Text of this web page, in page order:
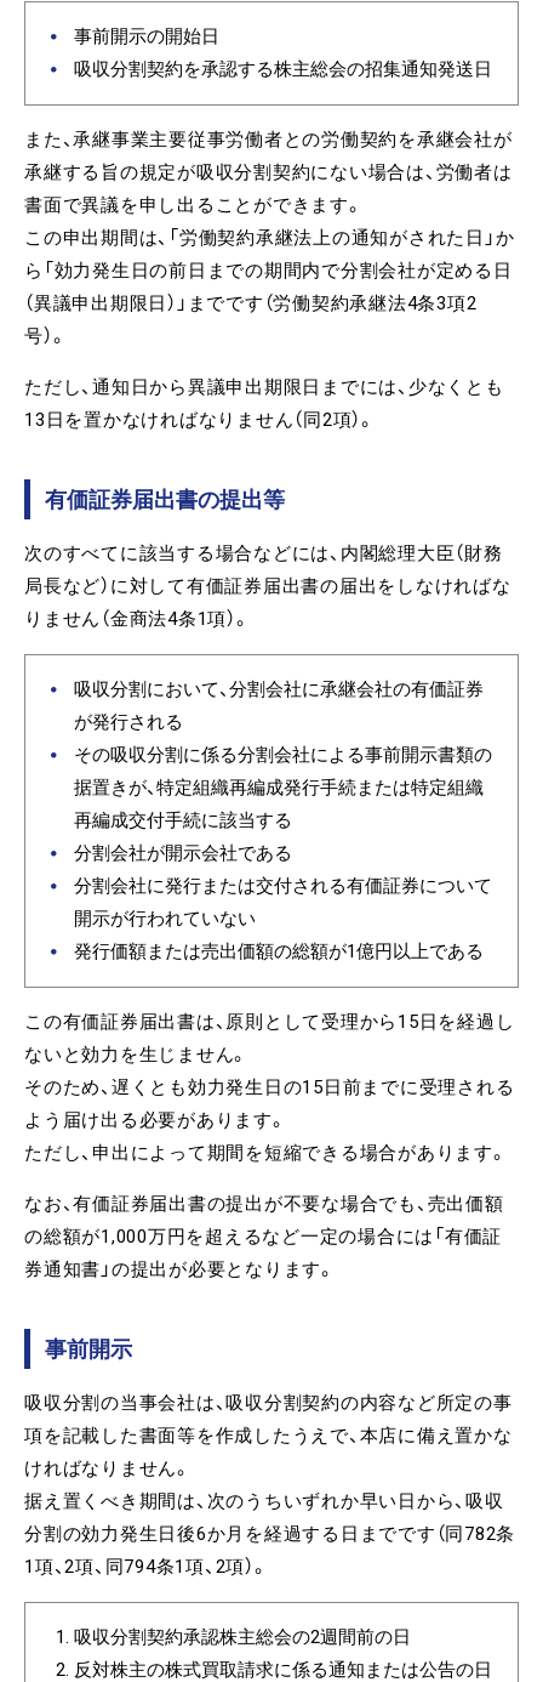
事前開示の開始日
吸収分割契約を承認する株主総会の招集通知発送日
また、承継事業主要従事労働者との労働契約を承継会社が
承継する旨の規定が吸収分割契約にない場合は、労働者は
書面で異議を申し出ることができます。
この申出期間は、「労働契約承継法上の通知がされた日」か
ら「効力発生日の前日までの期間内で分割会社が定める日
（異議申出期限日）」までです（労働契約承継法4条3項2
号）。
ただし、通知日から異議申出期限日までには、少なくとも
13日を置かなければなりません（同2項）。
有価証券届出書の提出等
次のすべてに該当する場合などには、内閣総理大臣（財務
局長など）に対して有価証券届出書の届出をしなければな
りません（金商法4条1項）。
吸収分割において、分割会社に承継会社の有価証券
が発行される
その吸収分割に係る分割会社による事前開示書類の
据置きが、特定組織再編成発行手続または特定組織
再編成交付手続に該当する
分割会社が開示会社である
分割会社に発行または交付される有価証券について
開示が行われていない
発行価額または売出価額の総額が1億円以上である
この有価証券届出書は、原則として受理から15日を経過し
ないと効力を生じません。
そのため、遅くとも効力発生日の15日前までに受理される
よう届け出る必要があります。
ただし、申出によって期間を短縮できる場合があります。
なお、有価証券届出書の提出が不要な場合でも、売出価額
の総額が1,000万円を超えるなど一定の場合には「有価証
券通知書」の提出が必要となります。
事前開示
吸収分割の当事会社は、吸収分割契約の内容など所定の事
項を記載した書面等を作成したうえで、本店に備え置かな
ければなりません。
据え置くべき期間は、次のうちいずれか早い日から、吸収
分割の効力発生日後6か月を経過する日までです（同782条
1項、2項、同794条1項、2項）。
吸収分割契約承認株主総会の2週間前の日
反対株主の株式買取請求に係る通知または公告の日